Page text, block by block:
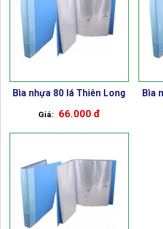
Bìa nhựa 80 lá Thiên Long
66.000 đ
Bìa